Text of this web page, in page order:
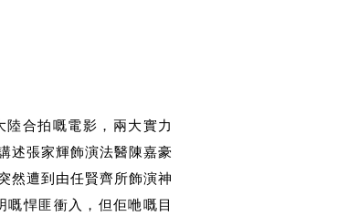
陸合拍嘅電影， 兩大實力
述張家輝飾演法醫陳嘉豪
然遭到由任賢齊所飾演神
嘅悍匪衝入，但佢咃嘅目